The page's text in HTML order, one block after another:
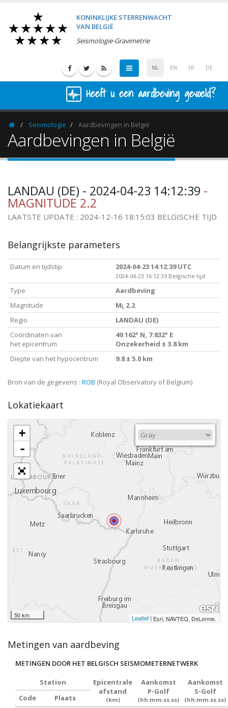
KONINKLIJKE STERRENWACHT
VAN BELGIË
Seismologie-Gravimetrie
NL EN FR DE
Heeft u een aardbeving gevoeld?
HomepageSeismologie Aardbevingen in België
Aardbevingen in België
LANDAU (DE) - 2024-04-23 14:12:39 -
MAGNITUDE 2.2
LAATSTE UPDATE : 2024-12-16 18:15:03 BELGISCHE TIJD
Belangrijkste parameters
Datum en tijdstip 2024-04-23 14:12:39 UTC
2024-04-23 16:12:39 Belgische tijd
Type
Aardbeving
Magnitude
M L 2.2
Regio
LANDAU (DE)
Coördinaten van
het epicentrum
49.162° N, 7.832° E
Onzekerheid ± 3.8 km
Diepte van het hypocentrum
9.8 ± 5.0 km
Bron van de gegevens : ROB (Royal Observatory of Belgium)
Lokatiekaart
+
-
50 km Leaflet | Esri, NAVTEQ, DeLorme,
Metingen van aardbeving
METINGEN DOOR HET BELGISCH SEISMOMETERNETWERK
Station
Epicentrale
afstand
(km)
Aankomst
P-Golf
(hh:mm:ss.ss)
Aankomst
S-Golf
(hh:mm:ss.ss)
Code
Plaats